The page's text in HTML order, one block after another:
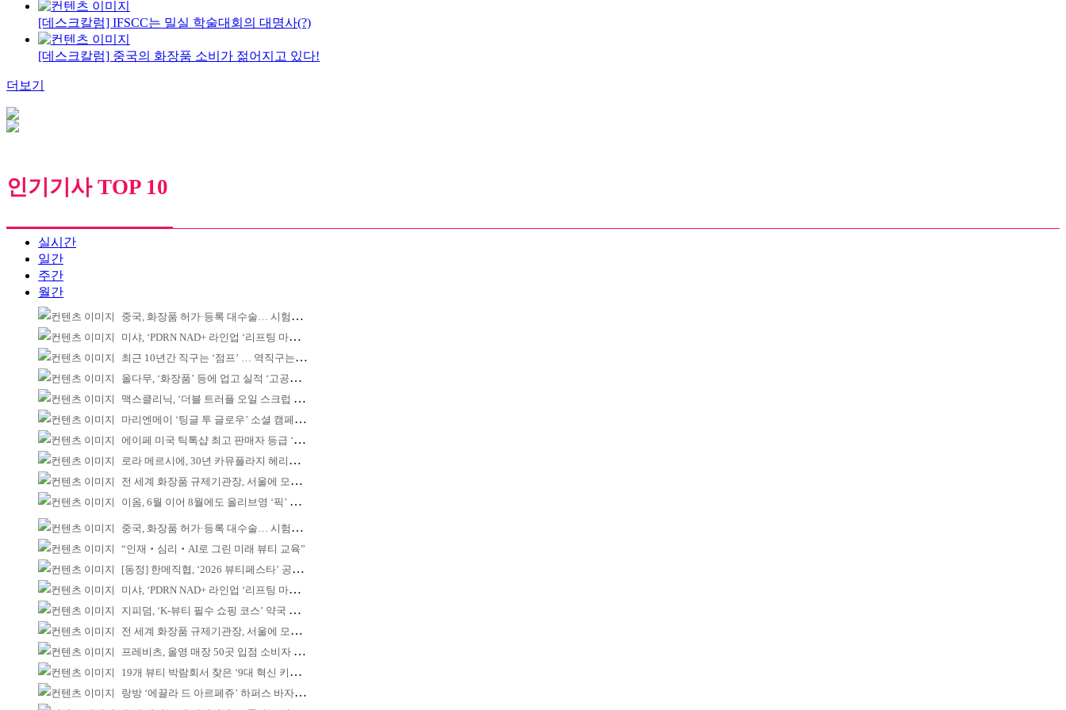
[데스크칼럼] IFSCC는 밀실 학술대회의 대명사(?)
[데스크칼럼] 중국의 화장품 소비가 젊어지고 있다!
더보기
인기기사 TOP 10
실시간
일간
주간
월간
중국, 화장품 허가·등록 대수술… 시험자료 공용 허용
미샤, ‘PDRN NAD+ 라인업 ‘리프팅 마스크’ 출시
최근 10년간 직구는 ‘점프’ … 역직구는 ‘부침’
올다무, ‘화장품’ 등에 업고 실적 ‘고공비행’
맥스클리닉, ‘더블 트러플 오일 스크럽 바디 워시’ 공개
마리엔메이 ‘팅글 투 글로우’ 소셜 캠페인 성공
에이페 미국 틱톡샵 최고 판매자 등급 ‘Tier 5’ 달성
로라 메르시에, 30년 카뮤플라지 헤리티지 담아
전 세계 화장품 규제기관장, 서울에 모인다
이옴, 6월 이어 8월에도 올리브영 ‘픽’ 선정
중국, 화장품 허가·등록 대수술… 시험자료 공용 허용
“인재‧심리‧AI로 그린 미래 뷰티 교육”
[동정] 한메직협, ‘2026 뷰티페스타’ 공동 주최
미샤, ‘PDRN NAD+ 라인업 ‘리프팅 마스크’ 출시
지피덤, ‘K-뷰티 필수 쇼핑 코스’ 약국 공략
전 세계 화장품 규제기관장, 서울에 모인다
프레비츠, 올영 매장 50곳 입점 소비자 접점 강화
19개 뷰티 박람회서 찾은 ‘9대 혁신 키워드’
랑방 ‘에끌라 드 아르페쥬’ 하퍼스 바자 화보 공개